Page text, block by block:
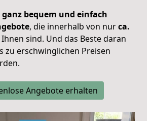
ganz bequem und einfach
, die innerhalb von nurca.
sind. Und das Beste daran
zu erschwinglichen Preisen
Angebote erhalten